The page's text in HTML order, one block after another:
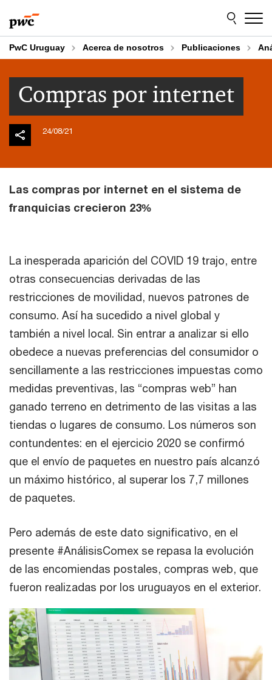
to
content
to
footer
PwC Uruguay Acerca de nosotros Publicaciones
Compras por internet
24/08/21
Las compras por internet en el sistema de
franquicias crecieron 23%
La inesperada aparición del COVID 19 trajo, entre
otras consecuencias derivadas de las
restricciones de movilidad, nuevos patrones de
consumo. Así ha sucedido a nivel global y
también a nivel local. Sin entrar a analizar si ello
obedece a nuevas preferencias del consumidor o
sencillamente a las restricciones impuestas como
medidas preventivas, las “compras web” han
ganado terreno en detrimento de las visitas a las
tiendas o lugares de consumo. Los números son
contundentes: en el ejercicio 2020 se confirmó
que el envío de paquetes en nuestro país alcanzó
un máximo histórico, al superar los 7,7 millones
de paquetes.
Pero además de este dato significativo, en el
presente #AnálisisComex se repasa la evolución
de las encomiendas postales, compras web, que
fueron realizadas por los uruguayos en el exterior.